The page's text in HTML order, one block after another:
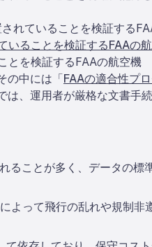
れていることを検証する
いることを検証するFAAの
とを検証するFAAの航空機
の中には「 FAAの適合性プ
は、運用者が厳格な文書手
ることが多く、データの標
よって飛行の乱れや規制非